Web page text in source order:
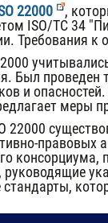
22000 ,
ISO/TC 34
Требования
Был
и
меры
22000
правовых
руководящие